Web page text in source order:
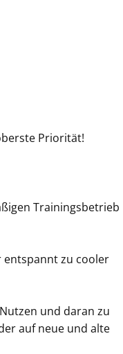
Priorität!
Trainingsbetrieb
entspannt zu cooler
und daran zu
auf neue und alte